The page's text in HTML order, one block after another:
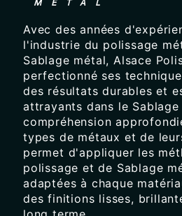
MÉTAL
Avec des années
l'industrie du polissage
Sablage métal, Alsace
perfectionné ses
des résultats durables et
attrayants dans le
compréhension
types de métaux et de
permet d'appliquer les
polissage et de Sablage
adaptées à chaque
des finitions lisses,